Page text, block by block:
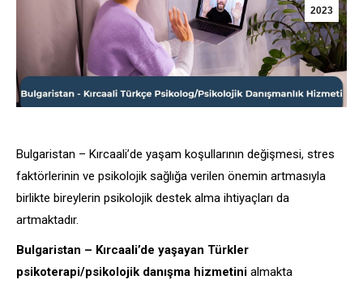
2023
Bulgaristan – Kırcaali’de yaşam koşullarının değişmesi, stres
faktörlerinin ve psikolojik sağlığa verilen önemin artmasıyla
birlikte bireylerin psikolojik destek alma ihtiyaçları da
artmaktadır.
Bulgaristan – Kırcaali’de yaşayan Türkler
psikoterapi/psikolojik danışma hizmetini almakta